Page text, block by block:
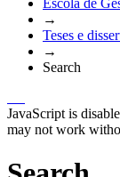
→
Teses e
→
Search
JavaScript is
may not work